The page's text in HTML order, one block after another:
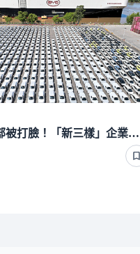
中國商務部被打臉！「新三樣」企業產能過剩 註銷近1.3萬家